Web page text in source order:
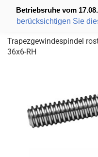
Betriebsruhe vom
berücksichtigen Sie
Trapezgewindespindel
36x6-RH